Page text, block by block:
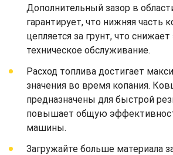
Дополнительный зазор в
гарантирует, что нижняя часть
цепляется за грунт, что
техническое обслуживание.
Расход топлива достигает
значения во время копания.
предназначены для быстрой
повышает общую
машины.
Загружайте больше материала